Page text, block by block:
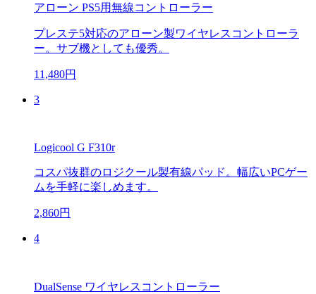
アローン PS5用無線コントローラー
プレステ5対応のアローン製ワイヤレスコントローラ
ー。サブ機としても優秀。
11,480円
3
Logicool G F310r
コスパ抜群のロジクール製有線パッド。幅広いPCゲー
ムを手軽に楽しめます。
2,860円
4
DualSense ワイヤレスコントローラー